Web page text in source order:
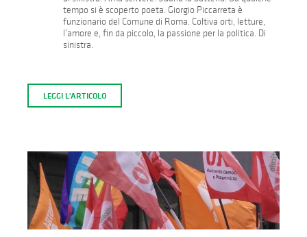
tempo si è scoperto poeta. Giorgio Piccarreta è
funzionario del Comune di Roma. Coltiva orti, letture,
l’amore e, fin da piccolo, la passione per la politica. Di
sinistra.
LEGGI L'ARTICOLO